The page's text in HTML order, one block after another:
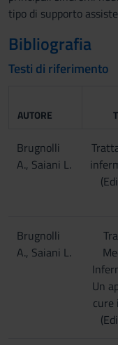
tipo di supporto
Bibliografia
Testi di riferimento
AUTORE
Brugnolli
A., Saiani L.
Brugnolli
A., Saiani L.
Un
cure